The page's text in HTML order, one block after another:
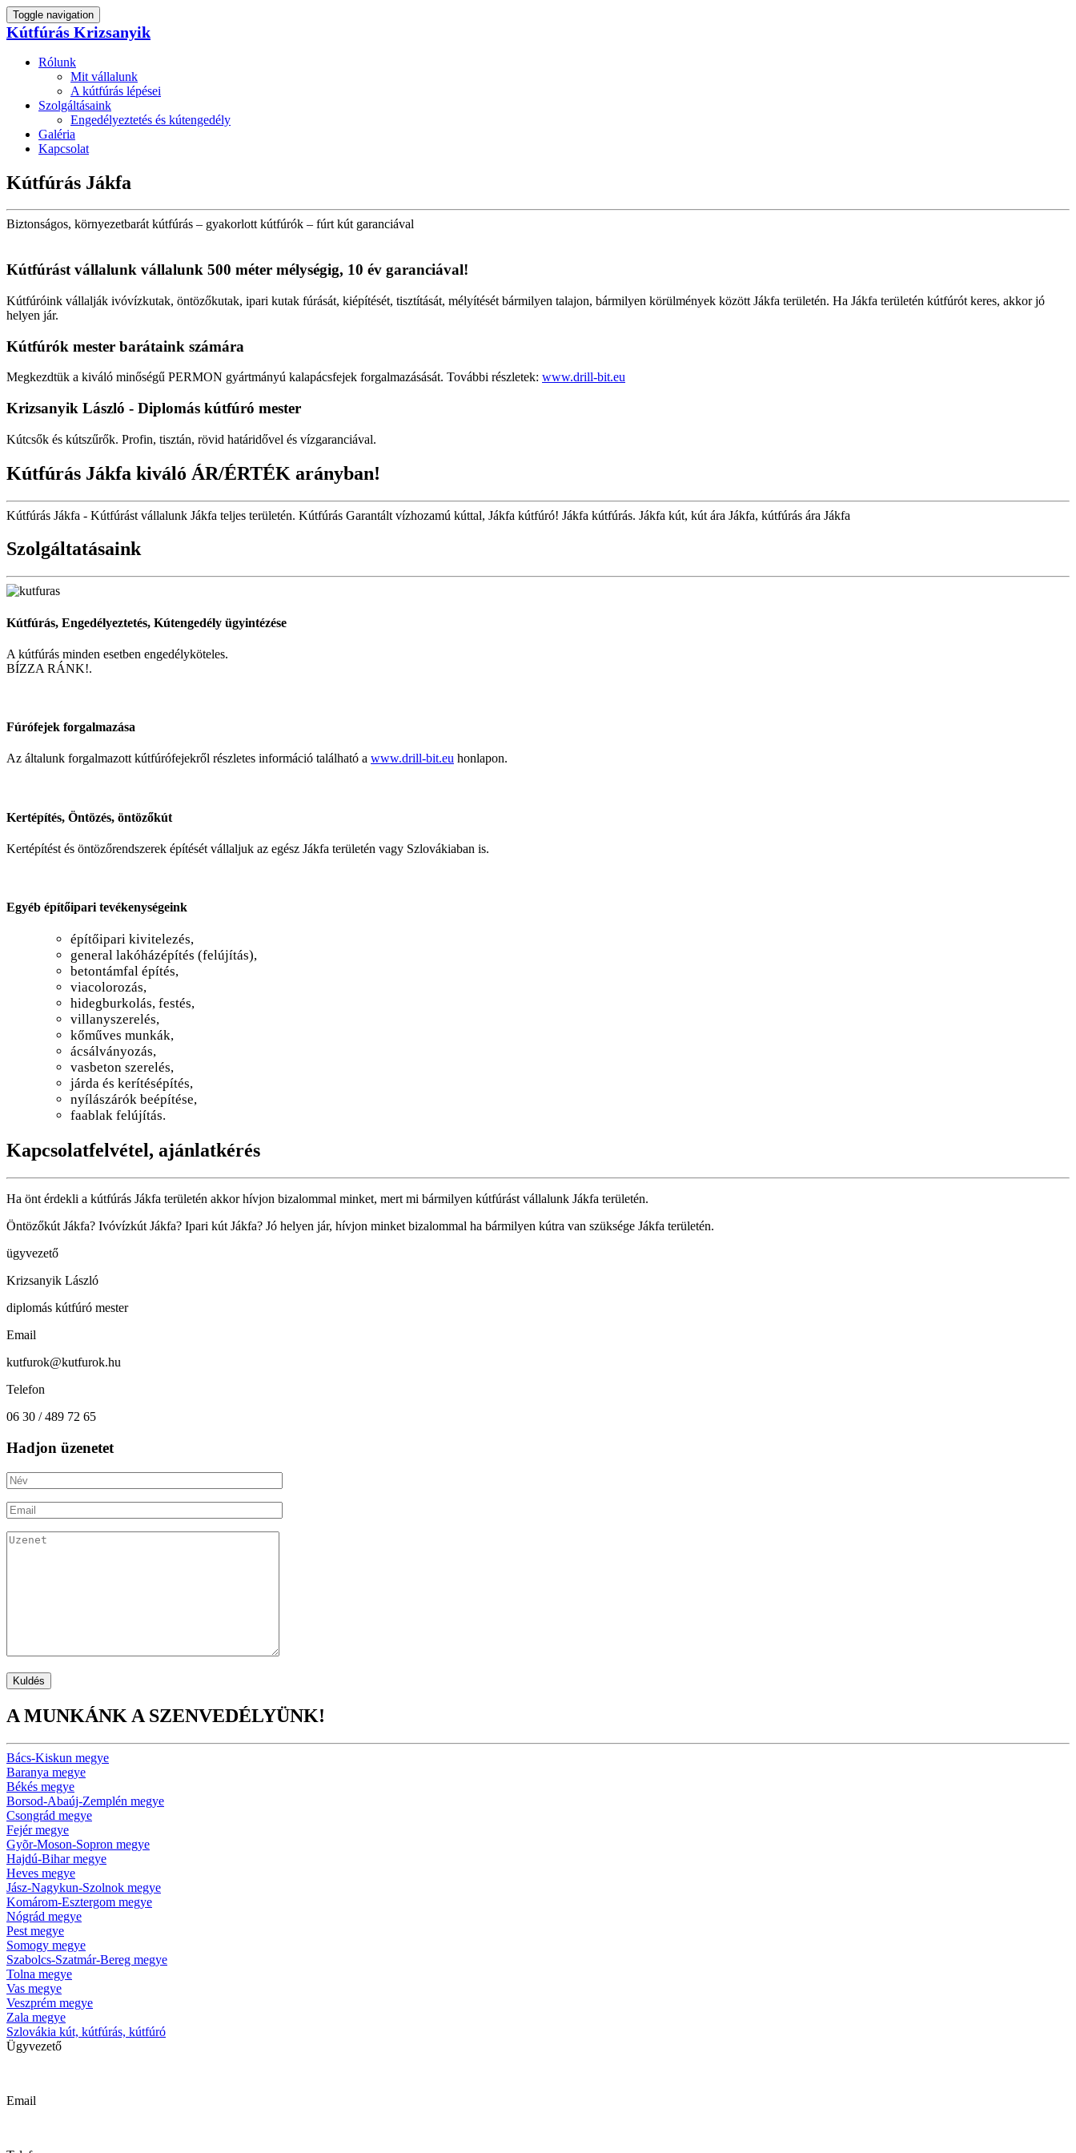
Toggle navigation
Kútfúrás Krizsanyik
Rólunk
Mit vállalunk
A kútfúrás lépései
Szolgáltásaink
Engedélyeztetés és kútengedély
Galéria
Kapcsolat
Kútfúrás Jákfa
Biztonságos, környezetbarát kútfúrás – gyakorlott kútfúrók – fúrt kút garanciával
Kútfúrást vállalunk vállalunk 500 méter mélységig, 10 év garanciával!
Kútfúróink vállalják ivóvízkutak, öntözőkutak, ipari kutak fúrását, kiépítését, tisztítását, mélyítését bármilyen talajon, bármilyen körülmények között Jákfa területén. Ha Jákfa területén kútfúrót keres, akkor jó
helyen jár.
Kútfúrók mester barátaink számára
Megkezdtük a kiváló minőségű PERMON gyártmányú kalapácsfejek forgalmazásását. További részletek: www.drill-bit.eu
Krizsanyik László - Diplomás kútfúró mester
Kútcsők és kútszűrők. Profin, tisztán, rövid határidővel és vízgaranciával.
Kútfúrás Jákfa kiváló ÁR/ÉRTÉK arányban!
Kútfúrás Jákfa - Kútfúrást vállalunk Jákfa teljes területén. Kútfúrás Garantált vízhozamú kúttal, Jákfa kútfúró! Jákfa kútfúrás. Jákfa kút, kút ára Jákfa, kútfúrás ára Jákfa
Szolgáltatásaink
Kútfúrás, Engedélyeztetés, Kútengedély ügyintézése
A kútfúrás minden esetben engedélyköteles.
BÍZZA RÁNK!.
Fúrófejek forgalmazása
Az általunk forgalmazott kútfúrófejekről részletes információ található a www.drill-bit.eu honlapon.
Kertépítés, Öntözés, öntözőkút
Kertépítést és öntözőrendszerek építését vállaljuk az egész Jákfa területén vagy Szlovákiaban is.
Egyéb építőipari tevékenységeink
építőipari kivitelezés,
general lakóházépítés (felújítás),
betontámfal építés,
viacolorozás,
hidegburkolás, festés,
villanyszerelés,
kőműves munkák,
ácsálványozás,
vasbeton szerelés,
járda és kerítésépítés,
nyílászárók beépítése,
faablak felújítás.
Kapcsolatfelvétel, ajánlatkérés
Ha önt érdekli a kútfúrás Jákfa területén akkor hívjon bizalommal minket, mert mi bármilyen kútfúrást vállalunk Jákfa területén.
Öntözőkút Jákfa? Ivóvízkút Jákfa? Ipari kút Jákfa? Jó helyen jár, hívjon minket bizalommal ha bármilyen kútra van szüksége Jákfa területén.
ügyvezető
Krizsanyik László
diplomás kútfúró mester
Email
kutfurok@kutfurok.hu
Telefon
06 30 / 489 72 65
Hadjon üzenetet
A MUNKÁNK A SZENVEDÉLYÜNK!
Bács-Kiskun megye
Baranya megye
Békés megye
Borsod-Abaúj-Zemplén megye
Csongrád megye
Fejér megye
Gyõr-Moson-Sopron megye
Hajdú-Bihar megye
Heves megye
Jász-Nagykun-Szolnok megye
Komárom-Esztergom megye
Nógrád megye
Pest megye
Somogy megye
Szabolcs-Szatmár-Bereg megye
Tolna megye
Vas megye
Veszprém megye
Zala megye
Szlovákia kút, kútfúrás, kútfúró
Ügyvezető
Email